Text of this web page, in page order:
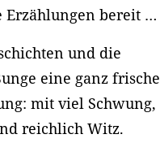
Erzählungen bereit …
und die
eine ganz frische
mit viel Schwung,
reichlich Witz.